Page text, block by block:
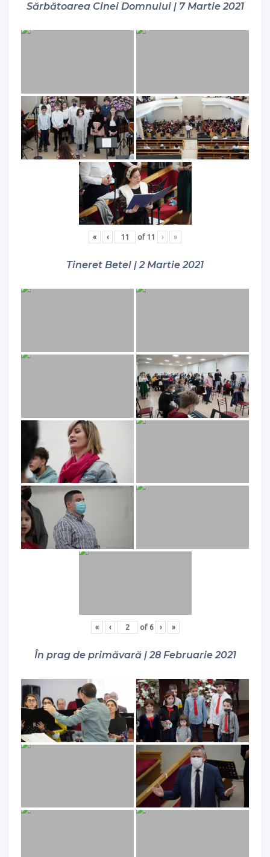
Sărbătoarea Cinei Domnului | 7 Martie 2021
« ‹ of 11 › »
Tineret Betel | 2 Martie 2021
« ‹ of 6 › »
În prag de primăvară | 28 Februarie 2021